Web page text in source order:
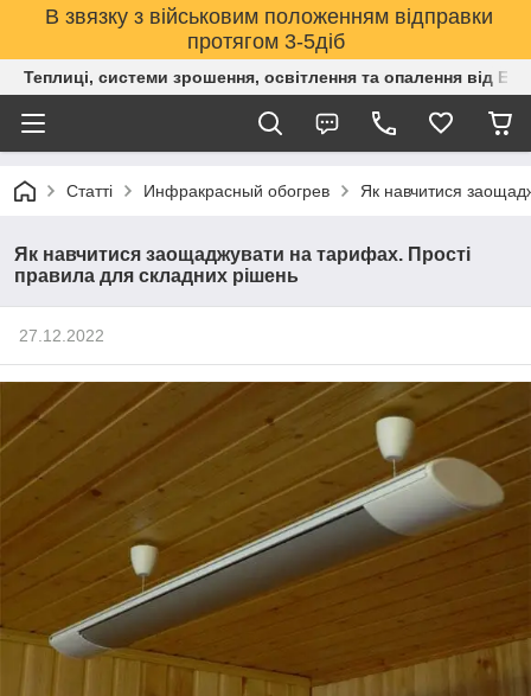
В звязку з військовим положенням відправки
протягом 3-5діб
Теплиці, системи зрошення, освітлення та опалення від
Статті Инфракрасный обогрев Як навчитися
Як навчитися заощаджувати на тарифах. Прості
правила для складних рішень
27.12.2022